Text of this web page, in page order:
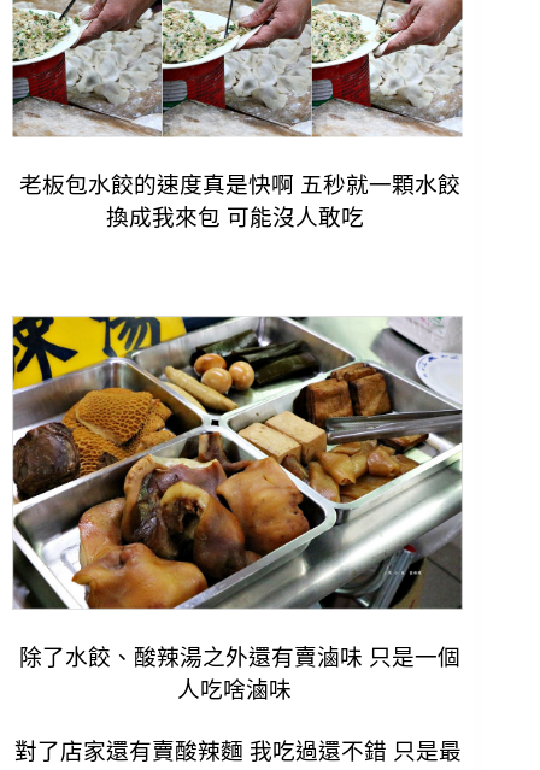
老板包水餃的速度真是快啊 五秒就一顆水餃
換成我來包 可能沒人敢吃
除了水餃、酸辣湯之外還有賣滷味 只是一個
人吃啥滷味
對了店家還有賣酸辣麵 我吃過還不錯 只是最